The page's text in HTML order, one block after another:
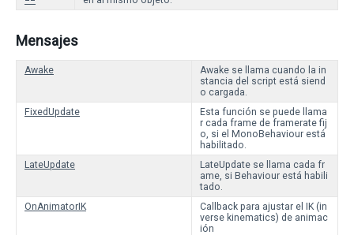
Mensajes
Awake
Awake se llama cuando la in
stancia del script está siend
o cargada.
FixedUpdate
Esta función se puede llama
r cada frame de framerate fij
o, si el MonoBehaviour está
habilitado.
LateUpdate
LateUpdate se llama cada fr
ame, si Behaviour está habili
tado.
OnAnimatorIK
Callback para ajustar el IK (in
verse kinematics) de animac
ión